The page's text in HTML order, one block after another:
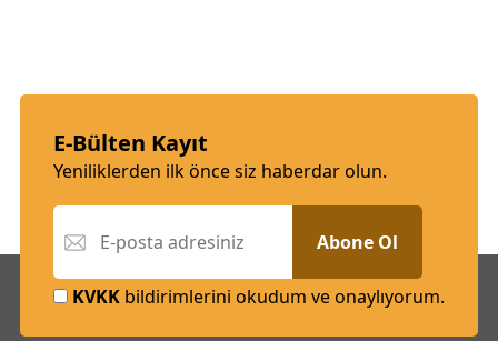
E-Bülten Kayıt
Yeniliklerden ilk önce siz haberdar olun.
Abone Ol
KVKK bildirimlerini okudum ve onaylıyorum.